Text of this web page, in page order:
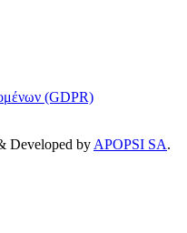
(GDPR)
Developed by APOPSI SA.